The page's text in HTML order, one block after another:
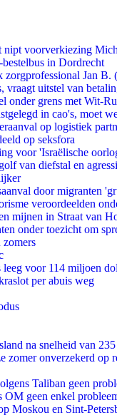
nipt voorverkiezing
in Dordrecht
Jan B.
vraagt uitstel van
onder grens met Wit-
in cao's, moet
op logistiek
op seksfora
voor 'Israëlische
van diefstal en
door migranten
veroordeelden
mijnen in Straat van
onder toezicht om
zomers
voor 114 miljoen
per abuis weg
na snelheid van
zomer onverzekerd op
Taliban geen
OM geen enkel
Moskou en Sint-